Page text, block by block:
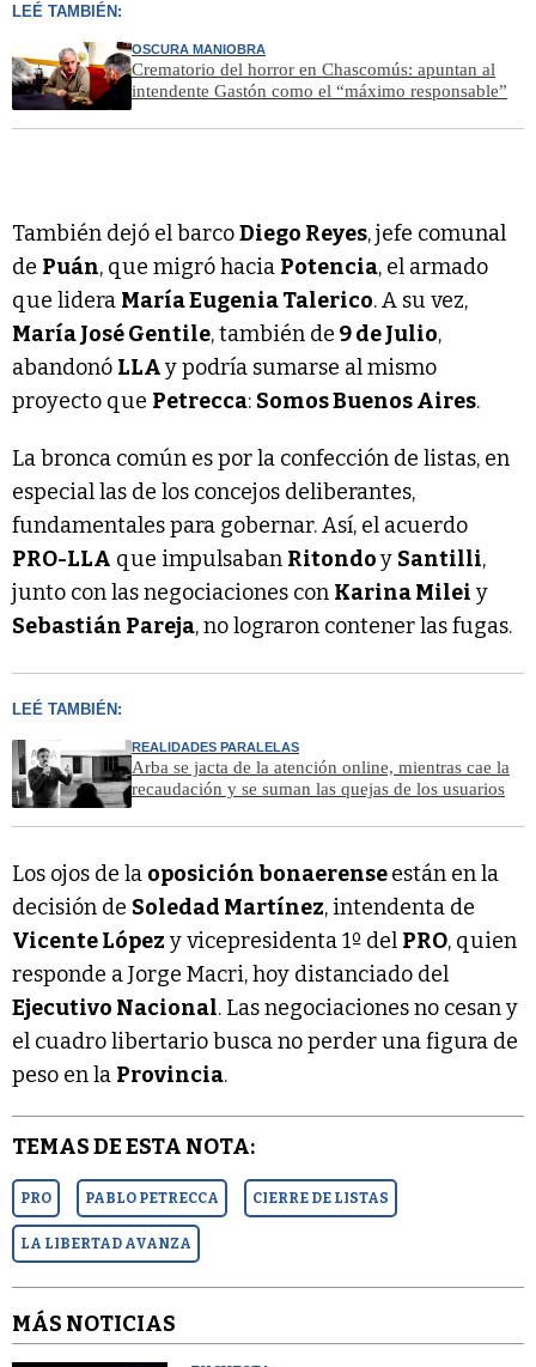
LEÉ TAMBIÉN:
OSCURA MANIOBRA
Crematorio del horror en Chascomús: apuntan al
intendente Gastón como el “máximo responsable”
También dejó el barcoDiego Reyes, jefe comunal
de Puán, que migró hacia Potencia, el armado
que lidera María Eugenia Talerico. A su vez,
María José Gentile, también de 9 de Julio,
abandonó LLAy podría sumarse al mismo
proyecto que Petrecca: Somos Buenos Aires.
La bronca común es por la confección de listas, en
especial las de los concejos deliberantes,
fundamentales para gobernar. Así, el acuerdo
PRO-LLA que impulsaban Ritondoy Santilli,
junto con las negociaciones con Karina Milei y
Sebastián Pareja, no lograron contener las fugas.
LEÉ TAMBIÉN:
REALIDADES PARALELAS
Arba se jacta de la atención online, mientras cae la
recaudación y se suman las quejas de los usuarios
Los ojos de la oposición bonaerenseestán en la
decisión de Soledad Martínez, intendenta de
Vicente López y vicepresidenta 1º del PRO, quien
responde a Jorge Macri, hoy distanciado del
Ejecutivo Nacional. Las negociaciones no cesan y
el cuadro libertario busca no perder una figura de
peso en la Provincia.
TEMAS DE ESTA NOTA:
PRO PABLO PETRECCA CIERRE DE LISTAS
LA LIBERTAD AVANZA
MÁS NOTICIAS